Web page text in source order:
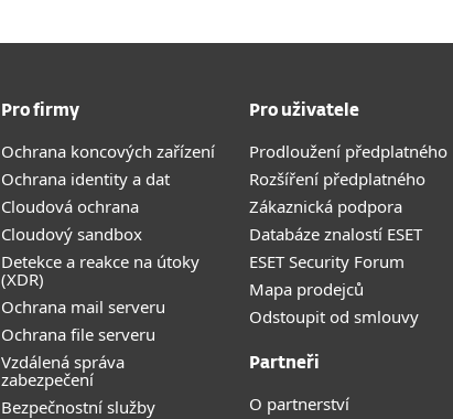
Pro firmy
Ochrana koncových zařízení
Ochrana identity a dat
Cloudová ochrana
Cloudový sandbox
Detekce a reakce na útoky
(XDR)
Ochrana mail serveru
Ochrana file serveru
Vzdálená správa
zabezpečení
Bezpečnostní služby
Pro uživatele
Prodloužení předplatného
Rozšíření předplatného
Zákaznická podpora
Databáze znalostí ESET
ESET Security Forum
Mapa prodejců
Odstoupit od smlouvy
Partneři
O partnerství